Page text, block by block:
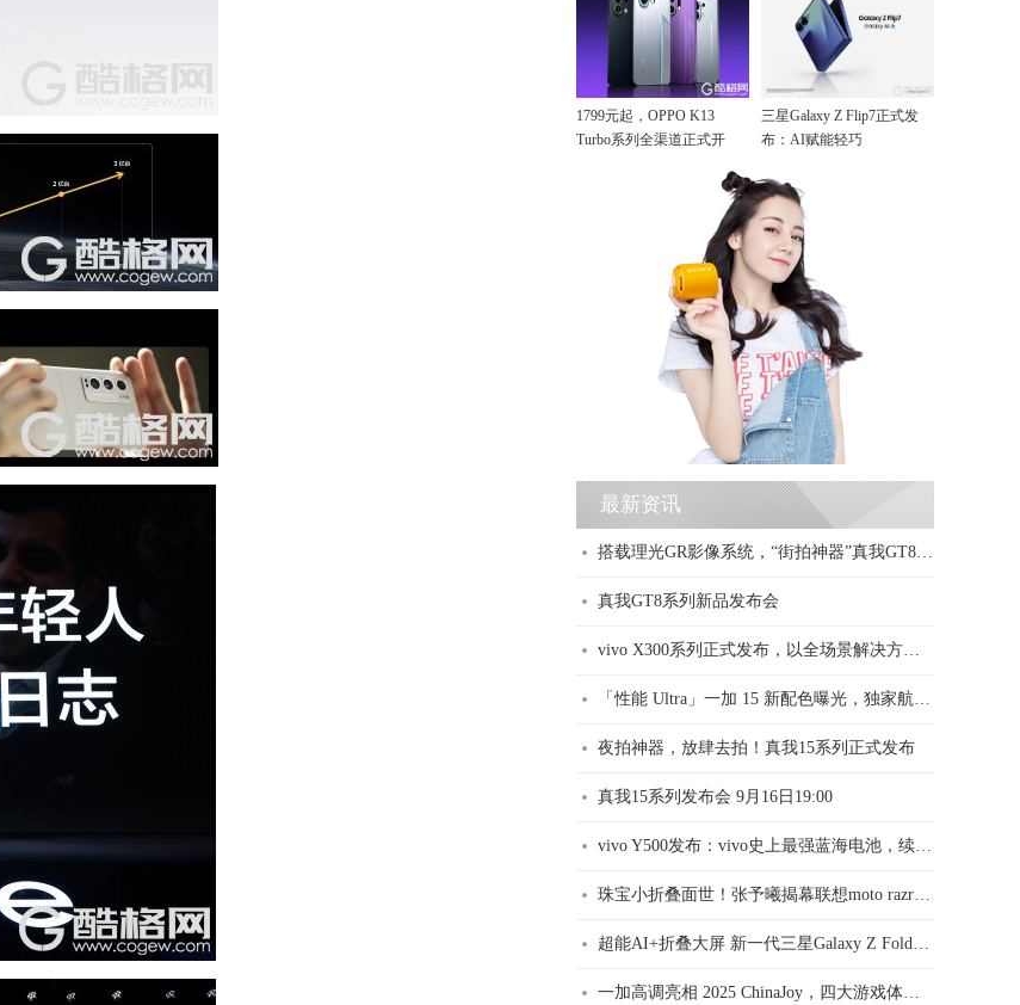
1799元起，OPPO K13
Turbo系列全渠道正式开
三星Galaxy Z Flip7正式发
布：AI赋能轻巧
最新资讯
搭载理光GR影像系统，“街拍神器”真我GT8 Pro正式发布，3999元起
真我GT8系列新品发布会
vivo X300系列正式发布，以全场景解决方案开启移动影像“新旅程”
「性能 Ultra」一加 15 新配色曝光，独家航天级材质诠释「沙丘美学」
夜拍神器，放肆去拍！真我15系列正式发布
真我15系列发布会 9月16日19:00
vivo Y500发布：vivo史上最强蓝海电池，续航耐用双灭霸
珠宝小折叠面世！张予曦揭幕联想moto razr 60冰钻限定版礼盒
超能AI+折叠大屏 新一代三星Galaxy Z Fold7｜Z Flip7邂逅沈阳
一加高调亮相 2025 ChinaJoy，四大游戏体验区燃炸全场